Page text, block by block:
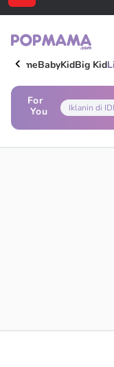
HomeBabyKidBig Kid
For
You
Iklanin di